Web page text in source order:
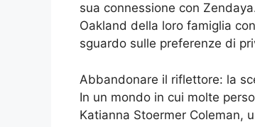
sua connessione con
Oakland della loro famiglia
sguardo sulle preferenze di
Abbandonare il riflettore: la
In un mondo in cui molte
Katianna Stoermer Coleman,